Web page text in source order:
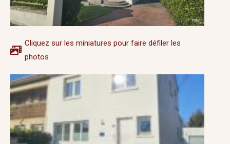
Cliquez sur les miniatures pour faire défiler les
photos